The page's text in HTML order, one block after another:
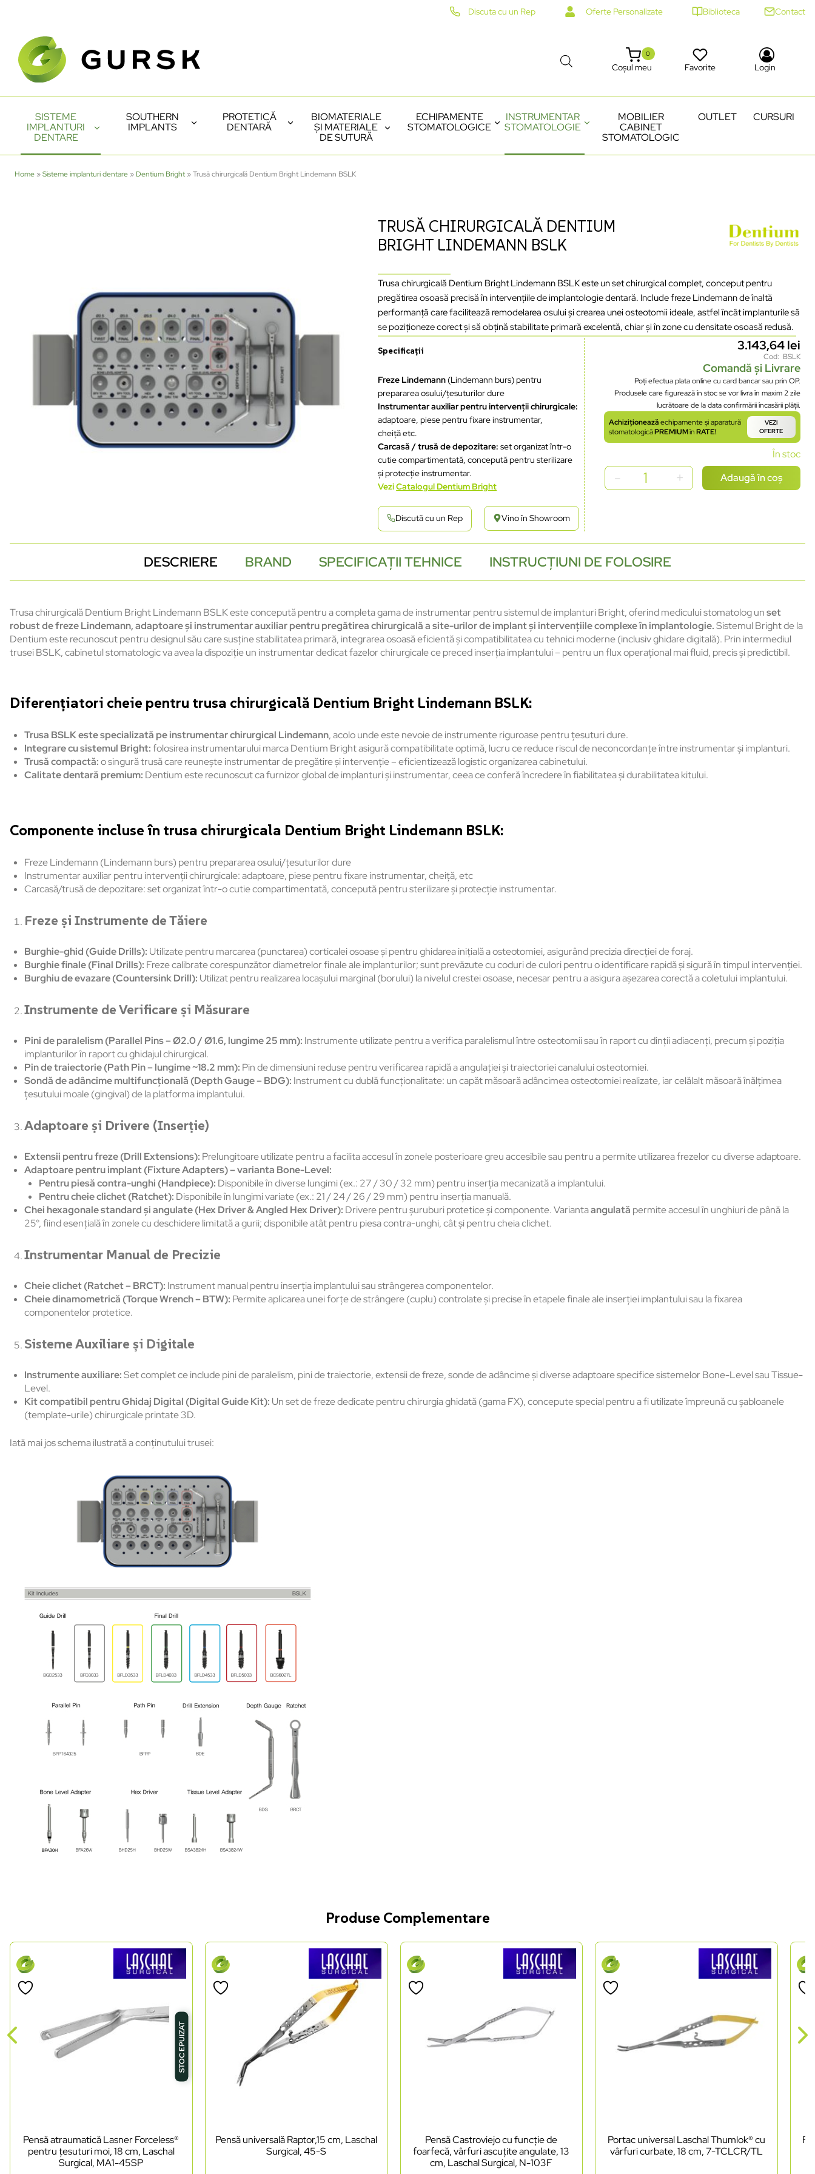
Discuta cu un Rep Oferte Personalizate Biblioteca Contact
Coșul meu
0
Favorite Login
SISTEME
IMPLANTURI
DENTARE
SOUTHERN
IMPLANTS
PROTETICĂ
DENTARĂ
BIOMATERIALE
ȘI MATERIALE
DE SUTURĂ
ECHIPAMENTE
STOMATOLOGICE
INSTRUMENTAR
STOMATOLOGIE
MOBILIER
CABINET
STOMATOLOGIC
OUTLET CURSURI
Home »Sisteme implanturi dentare » Dentium Bright»Trusă chirurgicală Dentium Bright Lindemann BSLK
TRUSĂ CHIRURGICALĂ DENTIUM
BRIGHT LINDEMANN BSLK
Trusa chirurgicală Dentium Bright Lindemann BSLK este un set chirurgical complet, conceput pentru
pregătirea osoasă precisă în intervențiile de implantologie dentară. Include freze Lindemann de înaltă
performanță care facilitează remodelarea osului și crearea unei osteotomii ideale, astfel încât implanturile să
se poziționeze corect și să obțină stabilitate primară excelentă, chiar și în zone cu densitate osoasă redusă.
Specificații
Freze Lindemann (Lindemann burs) pentru
prepararea osului/ţesuturilor dure
Instrumentarauxiliarpentruintervenţiichirurgicale:
adaptoare ,piesepentru fixareinstrumentar,
cheiţăetc.
Carcasă /trusă dedepozitare: setorganizatîntr-o
cutiecompartimentată ,conceputăpentru sterilizare
şi protecţieinstrumentar.
VeziCatalogul Dentium Bright
Discută cu un Rep Vino în Showroom
3.143,64lei
Cod: BSLK
Comandă și Livrare
Poți efectua plata online cu card bancar sau prin OP.
Produsele care figurează în stoc se vor livra în maxim 2 zile
lucrătoare de la data confirmării încasării plății.
Achiziționeazăechipamente și aparatură
stomatologicăPREMIUMînRATE!
VEZI
OFERTE
În stoc
Adaugă în coș
DESCRIERE BRAND SPECIFICAȚII TEHNICE INSTRUCȚIUNI DE FOLOSIRE
Trusa chirurgicală Dentium Bright Lindemann BSLK este concepută pentru a completa gama de instrumentar pentru sistemul de implanturi Bright, oferind medicului stomatolog unset
robust de freze Lindemann, adaptoare şi instrumentar auxiliar pentru pregătirea chirurgicală a site-urilor de implant şi intervenţiile complexe în implantologie.Sistemul Bright de la
Dentium este recunoscut pentru designul său care susţine stabilitatea primară, integrarea osoasă eficientă şi compatibilitatea cu tehnici moderne (inclusiv ghidare digitală). Prin intermediul
trusei BSLK, cabinetul stomatologic va avea la dispoziţie un instrumentar dedicat fazelor chirurgicale ce preced inserţia implantului – pentru un flux operaţional mai fluid, precis şi predictibil.
Diferenţiatori cheie pentru trusa chirurgicală Dentium Bright Lindemann BSLK:
Trusa BSLK este specializată pe instrumentar chirurgical Lindemann, acolo unde este nevoie de instrumente riguroase pentru ţesuturi dure.
Integrare cu sistemul Bright:folosirea instrumentarului marca Dentium Bright asigură compatibilitate optimă, lucru ce reduce riscul de neconcordanţe între instrumentar şi implanturi.
Trusă compactă:o singură trusă care reunește instrumentar de pregătire şi intervenţie – eficientizează logistic organizarea cabinetului.
Calitate dentară premium: Dentium este recunoscut ca furnizor global de implanturi și instrumentar, ceea ce conferă încredere în fiabilitatea şi durabilitatea kitului.
Componente incluse în trusa chirurgicala Dentium Bright Lindemann BSLK:
Freze Lindemann (Lindemann burs) pentru prepararea osului/ţesuturilor dure
Instrumentar auxiliar pentru intervenţii chirurgicale: adaptoare, piese pentru fixare instrumentar, cheiţă, etc
Carcasă/trusă de depozitare: set organizat într-o cutie compartimentată, concepută pentru sterilizare şi protecţie instrumentar.
Freze și Instrumente de Tăiere
Burghie-ghid (Guide Drills): Utilizate pentru marcarea (punctarea) corticalei osoase și pentru ghidarea inițială a osteotomiei, asigurând precizia direcției de foraj.
Burghie finale (Final Drills): Freze calibrate corespunzător diametrelor finale ale implanturilor; sunt prevăzute cu coduri de culori pentru o identificare rapidă și sigură în timpul intervenției.
Burghiu de evazare (Countersink Drill): Utilizat pentru realizarea locașului marginal (borului) la nivelul crestei osoase, necesar pentru a asigura așezarea corectă a coletului implantului.
Instrumente de Verificare și Măsurare
Pini de paralelism (Parallel Pins – Ø2.0 / Ø1.6, lungime 25 mm): Instrumente utilizate pentru a verifica paralelismul între osteotomii sau în raport cu dinții adiacenți, precum și poziția
implanturilor în raport cu ghidajul chirurgical.
Pin de traiectorie (Path Pin – lungime ~18.2 mm): Pin de dimensiuni reduse pentru verificarea rapidă a angulației și traiectoriei canalului osteotomiei.
Sondă de adâncime multifuncțională (Depth Gauge – BDG): Instrument cu dublă funcționalitate: un capăt măsoară adâncimea osteotomiei realizate, iar celălalt măsoară înălțimea
țesutului moale (gingival) de la platforma implantului.
Adaptoare și Drivere (Inserție)
Extensii pentru freze (Drill Extensions): Prelungitoare utilizate pentru a facilita accesul în zonele posterioare greu accesibile sau pentru a permite utilizarea frezelor cu diverse adaptoare.
Adaptoare pentru implant (Fixture Adapters) – varianta Bone-Level:
Pentru piesă contra-unghi (Handpiece): Disponibile în diverse lungimi (ex.: 27 / 30 / 32 mm) pentru inserția mecanizată a implantului.
Pentru cheie clichet (Ratchet): Disponibile în lungimi variate (ex.: 21 / 24 / 26 / 29 mm) pentru inserția manuală.
Chei hexagonale standard și angulate (Hex Driver & Angled Hex Driver): Drivere pentru șuruburi protetice și componente. Variantaangulată permite accesul în unghiuri de până la
25°, fiind esențială în zonele cu deschidere limitată a gurii; disponibile atât pentru piesa contra-unghi, cât și pentru cheia clichet.
Instrumentar Manual de Precizie
Cheie clichet (Ratchet – BRCT): Instrument manual pentru inserția implantului sau strângerea componentelor.
Cheie dinamometrică (Torque Wrench – BTW): Permite aplicarea unei forțe de strângere (cuplu) controlate și precise în etapele finale ale inserției implantului sau la fixarea
componentelor protetice.
Sisteme Auxiliare și Digitale
Instrumente auxiliare:Set complet ce include pini de paralelism, pini de traiectorie, extensii de freze, sonde de adâncime și diverse adaptoare specifice sistemelor Bone-Level sau Tissue-
Level.
Kit compatibil pentru Ghidaj Digital (Digital Guide Kit): Un set de freze dedicate pentru chirurgia ghidată (gama FX), concepute special pentru a fi utilizate împreună cu șabloanele
(template-urile) chirurgicale printate 3D.
Iată mai jos schema ilustrată a conținutului trusei:
Produse Complementare
STOC EPUIZAT
Pensă atraumatică Lasner Forceless®
pentru țesuturi moi, 18 cm, Laschal
Surgical, MA1-45SP
Pensă universală Raptor,15 cm, Laschal
Surgical, 45-S
Pensă Castroviejo cu funcție de
foarfecă, vârfuri ascuțite angulate, 13
cm, Laschal Surgical, N-103F
Portac universal Laschal Thumlok® cu
vârfuri curbate, 18 cm, 7-TCLCR/TL